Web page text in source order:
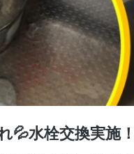
💦水栓交換実施